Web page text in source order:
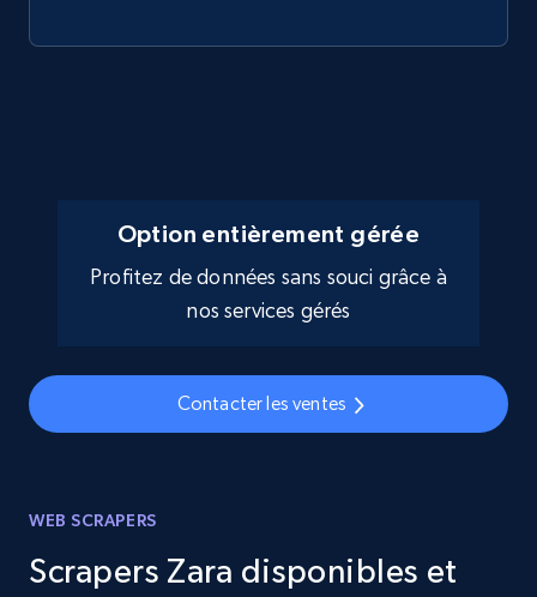
Option entièrement gérée
Profitez de données sans souci grâce à
nos services gérés
Contacter les ventes
WEB SCRAPERS
Scrapers Zara disponibles et